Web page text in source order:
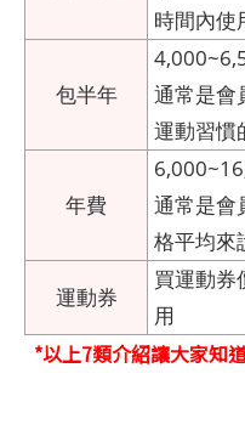
時間內使
包半年
通常是會
運動習慣
年費
通常是會
格平均來
運動券
買運動券
用
*以上7類介紹讓大家知